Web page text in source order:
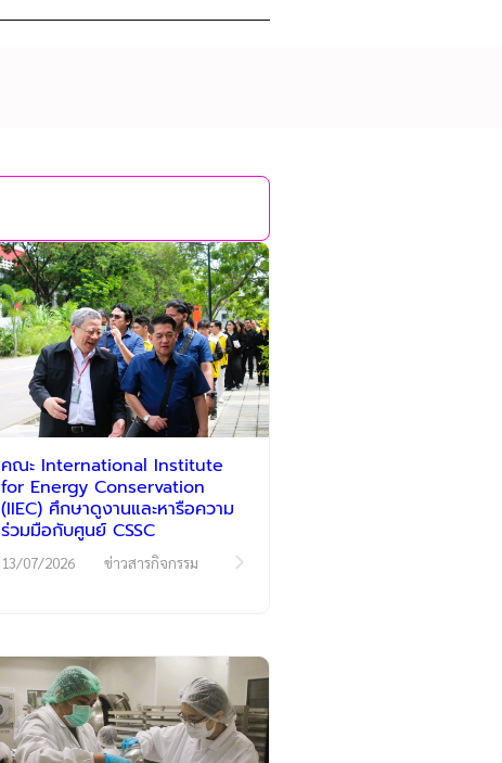
คณะ International Institute
for Energy Conservation
(IIEC) ศึกษาดูงานและหารือความ
ร่วมมือกับศูนย์ CSSC
13/07/2026 ข่าวสารกิจกรรม